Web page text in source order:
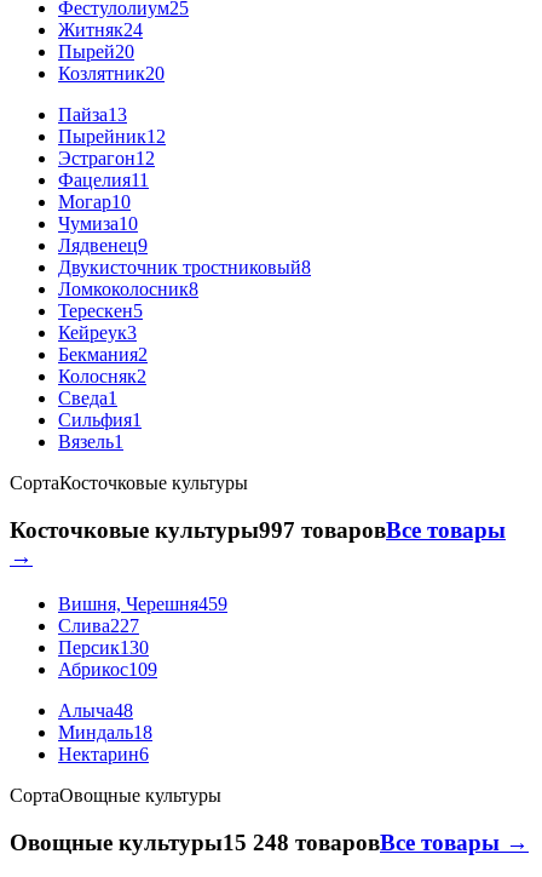
Фестулолиум25
Житняк24
Пырей20
Козлятник20
Пайза13
Пырейник12
Эстрагон12
Фацелия11
Могар10
Чумиза10
Лядвенец9
Двукисточник тростниковый8
Ломкоколосник8
Терескен5
Кейреук3
Бекмания2
Колосняк2
Сведа1
Сильфия1
Вязель1
СортаКосточковые культуры
Косточковые культуры997 товаровВсе товары
→
Вишня, Черешня459
Слива227
Персик130
Абрикос109
Алыча48
Миндаль18
Нектарин6
СортаОвощные культуры
Овощные культуры15 248 товаровВсе товары →